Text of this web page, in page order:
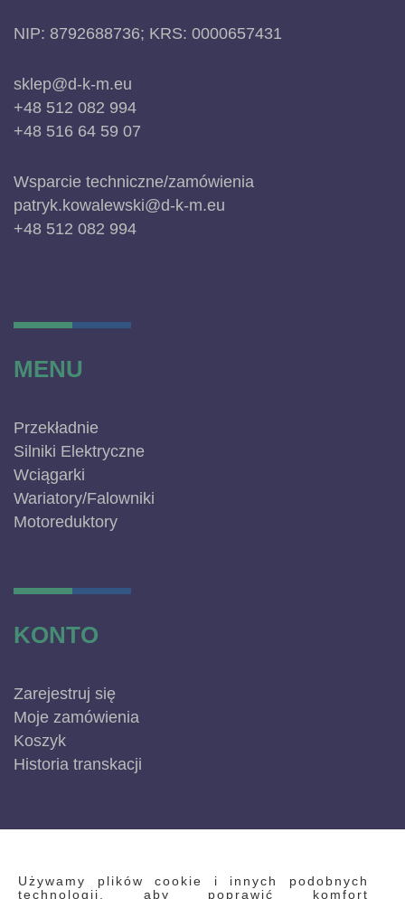
Używamy plików cookie i innych podobnych
technologii, aby poprawić komfort
NIP: 8792688736; KRS: 0000657431
sklep@d-k-m.eu
+48 512 082 994
+48 516 64 59 07
Wsparcie techniczne/zamówienia
patryk.kowalewski@d-k-m.eu
+48 512 082 994
MENU
Przekładnie
Silniki Elektryczne
Wciągarki
Wariatory/Falowniki
Motoreduktory
KONTO
Zarejestruj się
Moje zamówienia
Koszyk
Historia transkacji
INFORMACJE